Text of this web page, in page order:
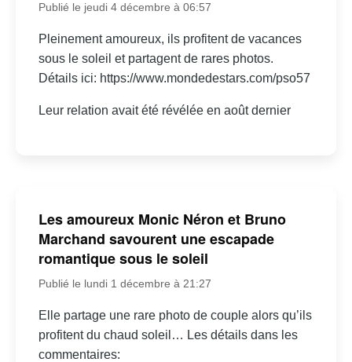
Publié le jeudi 4 décembre à 06:57
Pleinement amoureux, ils profitent de vacances
sous le soleil et partagent de rares photos.
Détails ici: https://www.mondedestars.com/pso57
Leur relation avait été révélée en août dernier
Les amoureux Monic Néron et Bruno
Marchand savourent une escapade
romantique sous le soleil
Publié le lundi 1 décembre à 21:27
Elle partage une rare photo de couple alors qu’ils
profitent du chaud soleil… Les détails dans les
commentaires: